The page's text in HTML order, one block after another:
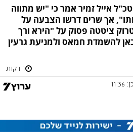
אייל זמיר אמר כי "יש מתווה
אך שרים דרשו הצבעה על
ציטטה פסוק על "הירא ורך
להשמדת חמאס ולמניעת גרעין
1 דקות
11:36